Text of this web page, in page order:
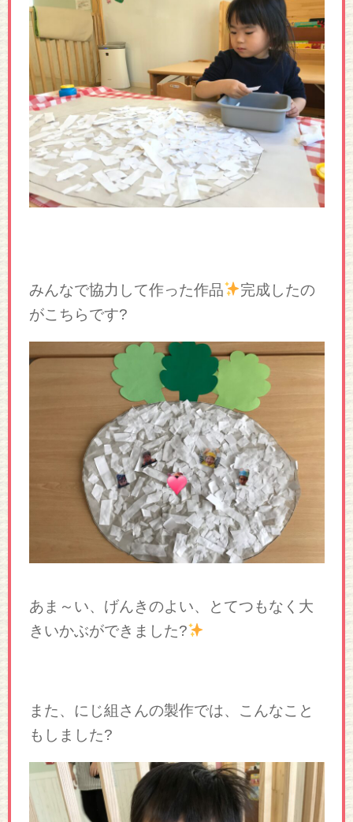
みんなで協力して作った作品
完成したの
がこちらです?
あま～い、げんきのよい、とてつもなく大
きいかぶができました?
また、にじ組さんの製作では、こんなこと
もしました?